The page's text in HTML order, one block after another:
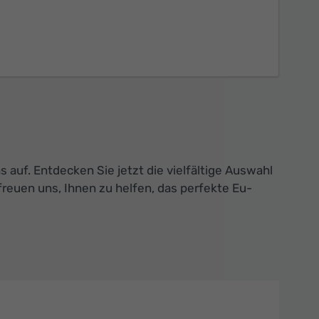
auf. Entdecken Sie jetzt die vielfältige Auswahl
uns, Ihnen zu helfen, das perfekte Eu-